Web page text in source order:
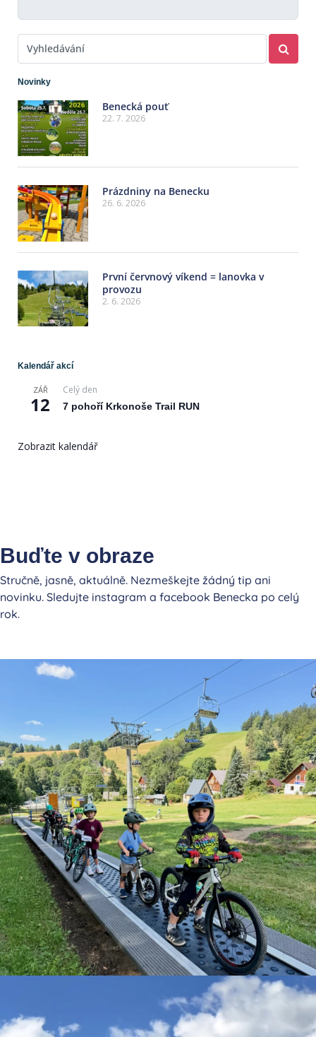
Novinky
Benecká pouť
22. 7. 2026
Prázdniny na Benecku
26. 6. 2026
První červnový víkend = lanovka v
provozu
2. 6. 2026
Kalendář akcí
ZÁŘ
12
Celý den
7 pohoří Krkonoše Trail RUN
Zobrazit kalendář
Buďte v obraze
Stručně, jasně, aktuálně. Nezmeškejte žádný tip ani
novinku. Sledujte instagram a facebook Benecka po celý
rok.